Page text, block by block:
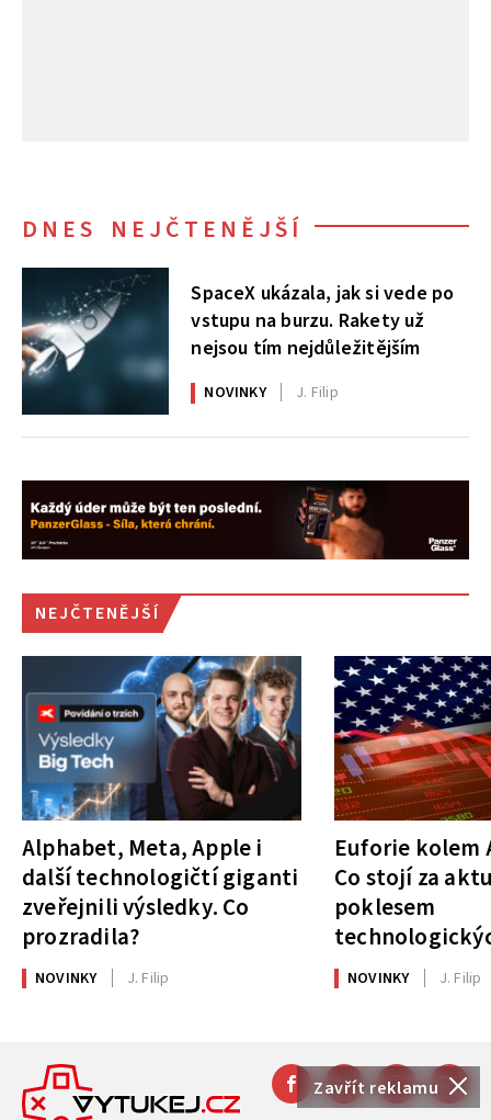
Zavřít reklamu
DNES NEJČTENĚJŠÍ
SpaceX ukázala, jak si vede po
vstupu na burzu. Rakety už
nejsou tím nejdůležitějším
NOVINKY J. Filip
NEJČTENĚJŠÍ
Alphabet, Meta, Apple i
další technologičtí giganti
zveřejnili výsledky. Co
prozradila?
NOVINKY J. Filip
Euforie kolem
Co stojí za
poklesem
NOVINKY J. Filip